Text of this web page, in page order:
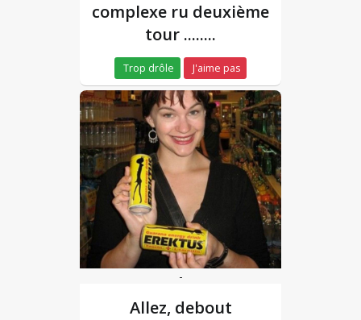
complexe ru deuxième
tour ........
Trop drôle J'aime pas
-
Allez, debout